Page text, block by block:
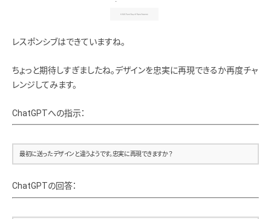
レスポンシブはできていますね。
ちょっと期待しすぎましたね。デザインを忠実に再現できるか再度チャ
レンジしてみます。
ChatGPTへの指示：
最初に送ったデザインと違うようです。忠実に再現できますか？
ChatGPTの回答：